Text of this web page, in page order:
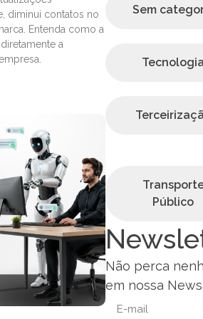
diminui contatos no
Entenda como a
a
Sem
Tecnologia
Público
Não perca
em nossa